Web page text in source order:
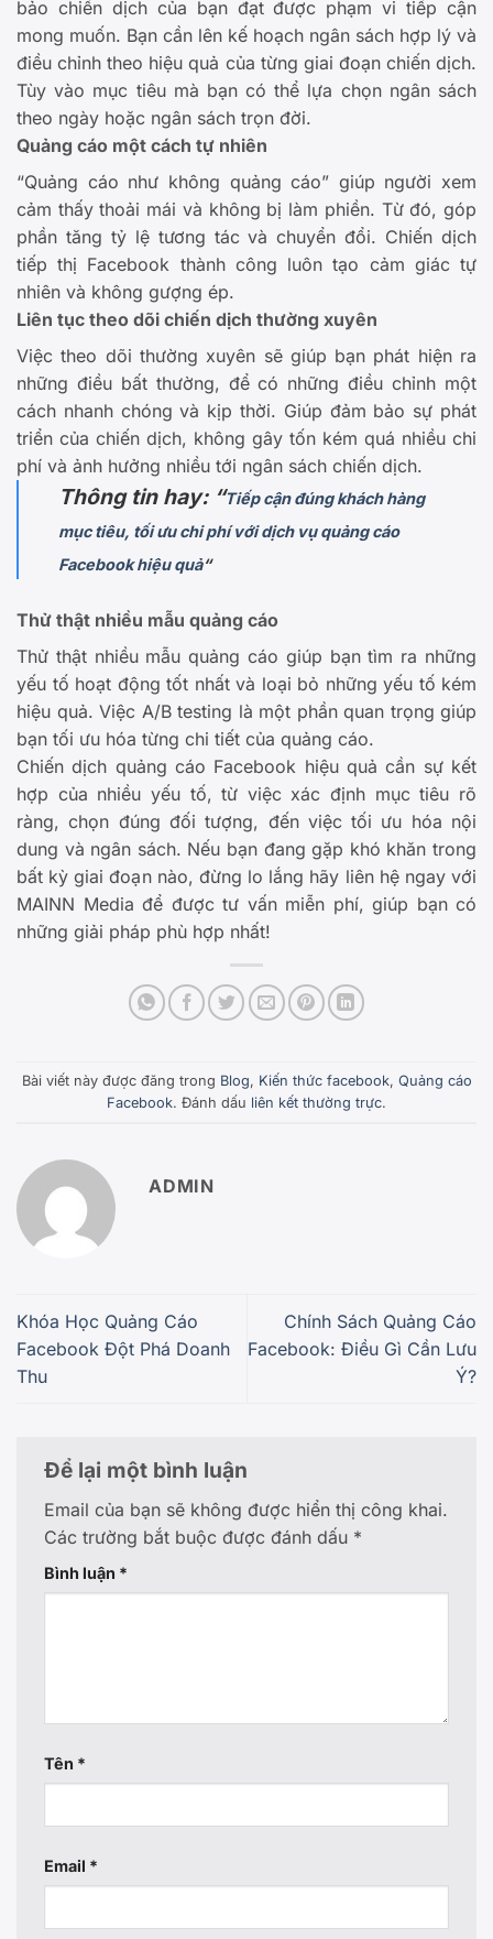
bảo chiến dịch của bạn đạt được phạm vi tiếp cận
mong muốn. Bạn cần lên kế hoạch ngân sách hợp lý và
điều chỉnh theo hiệu quả của từng giai đoạn chiến dịch.
Tùy vào mục tiêu mà bạn có thể lựa chọn ngân sách
theo ngày hoặc ngân sách trọn đời.
Quảng cáo một cách tự nhiên
“Quảng cáo như không quảng cáo” giúp người xem
cảm thấy thoải mái và không bị làm phiền. Từ đó, góp
phần tăng tỷ lệ tương tác và chuyển đổi. Chiến dịch
tiếp thị Facebook thành công luôn tạo cảm giác tự
nhiên và không gượng ép.
Liên tục theo dõi chiến dịch thường xuyên
Việc theo dõi thường xuyên sẽ giúp bạn phát hiện ra
những điều bất thường, để có những điều chỉnh một
cách nhanh chóng và kịp thời. Giúp đảm bảo sự phát
triển của chiến dịch, không gây tốn kém quá nhiều chi
phí và ảnh hưởng nhiều tới ngân sách chiến dịch.
Thông tin hay: “Tiếp cận đúng khách hàng
mục tiêu, tối ưu chi phí với dịch vụ quảng cáo
Facebook hiệu quả“
Thử thật nhiều mẫu quảng cáo
Thử thật nhiều mẫu quảng cáo giúp bạn tìm ra những
yếu tố hoạt động tốt nhất và loại bỏ những yếu tố kém
hiệu quả. Việc A/B testing là một phần quan trọng giúp
bạn tối ưu hóa từng chi tiết của quảng cáo.
Chiến dịch quảng cáo Facebook hiệu quả cần sự kết
hợp của nhiều yếu tố, từ việc xác định mục tiêu rõ
ràng, chọn đúng đối tượng, đến việc tối ưu hóa nội
dung và ngân sách. Nếu bạn đang gặp khó khăn trong
bất kỳ giai đoạn nào, đừng lo lắng hãy liên hệ ngay với
MAINN Media để được tư vấn miễn phí, giúp bạn có
những giải pháp phù hợp nhất!
Bài viết này được đăng trong Blog, Kiến thức facebook, Quảng cáo
Facebook. Đánh dấu liên kết thường trực.
ADMIN
Khóa Học Quảng Cáo
Facebook Đột Phá Doanh
Thu
Chính Sách Quảng Cáo
Facebook: Điều Gì Cần Lưu
Ý?
Để lại một bình luận
Email của bạn sẽ không được hiển thị công khai.
Các trường bắt buộc được đánh dấu *
Bình luận *
Tên *
Email *